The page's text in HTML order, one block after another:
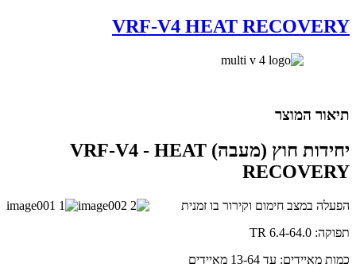
VRF-V4 HEAT RECOVERY
תיאור המוצר
יחידות חוץ (מעבה) VRF-V4 - HEAT
RECOVERY
הפעלה במצב חימום וקירור בו זמנית
תפוקה: 6.4-64.0 TR
כמות מאיידים: עד 13-64 מאיידים